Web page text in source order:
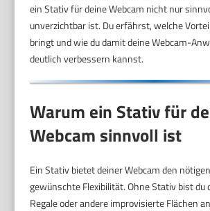
ein Stativ für deine Webcam nicht nur
unverzichtbar ist. Du erfährst, welche
bringt und wie du damit deine Webcam-
deutlich verbessern kannst.
Warum ein Stativ für
Webcam sinnvoll ist
Ein Stativ bietet deiner Webcam den
gewünschte Flexibilität. Ohne Stativ bist du
Regale oder andere improvisierte Flächen